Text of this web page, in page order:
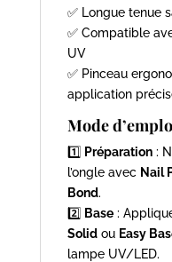
✅ Longue tenue
✅ Compatible
UV
✅ Pinceau
application
Mode
1️⃣ Préparation:
l’ongle avec Nail
Bond.
2️⃣ Base:
Solidou Easy
lampe UV/LED.